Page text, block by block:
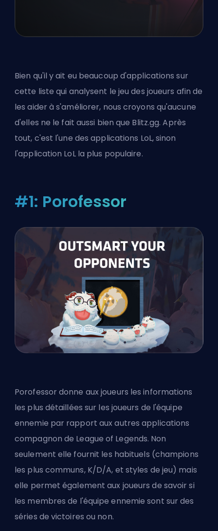
Bien qu'il y ait eu beaucoup d'applications sur
cette liste qui analysent le jeu des joueurs afin de
les aider à s'améliorer, nous croyons qu'aucune
d'elles ne le fait aussi bien que Blitz.gg. Après
tout, c'est l'une des applications LoL, sinon
l'application LoL la plus populaire.
#1: Porofessor
Porofessor donne aux joueurs les informations
les plus détaillées sur les joueurs de l'équipe
ennemie par rapport aux autres applications
compagnon de League of Legends. Non
seulement elle fournit les habituels (champions
les plus communs, K/D/A, et styles de jeu) mais
elle permet également aux joueurs de savoir si
les membres de l'équipe ennemie sont sur des
séries de victoires ou non.